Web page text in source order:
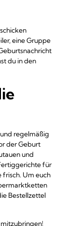
eine Gruppe
du in den
regelmäßig
der Geburt
und
für
frisch. Um euch
Bestellzettel